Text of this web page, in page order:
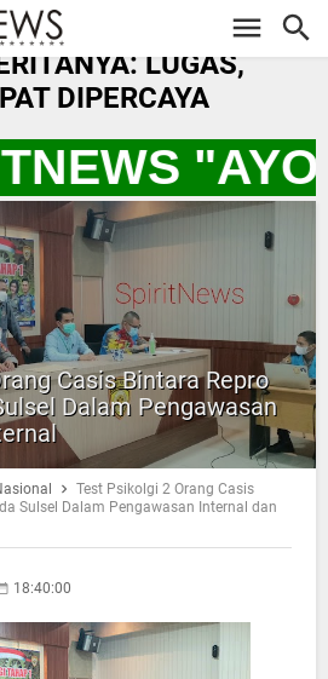
LUGAS,
DIPERCAYA
"AYO
Casis Bintara Repro
Dalam Pengawasan
Test Psikolgi 2 Orang Casis
Sulsel Dalam Pengawasan Internal dan
18:40:00